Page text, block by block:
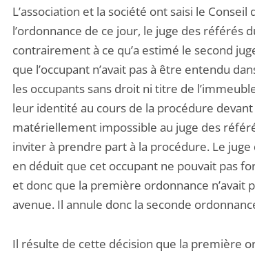
L’association et la société ont saisi le Conseil
l’ordonnance de ce jour, le juge des référés
contrairement à ce qu’a estimé le second
que l’occupant n’avait pas à être entendu
les occupants sans droit ni titre de
leur identité au cours de la procédure devant
matériellement impossible au juge des
inviter à prendre part à la procédure. Le juge
en déduit que cet occupant ne pouvait pas
et donc que la première ordonnance n’avait
avenue. Il annule donc la seconde
Il résulte de cette décision que la première